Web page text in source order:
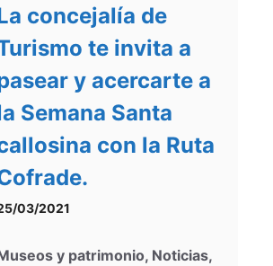
concejalía de
te invita a
y acercarte a
Semana Santa
con la Ruta
03/2021
y patrimonio, Noticias,